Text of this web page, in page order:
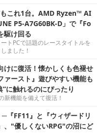
これ1台。AMD Ryzen™ AI
P5-A7G60BK-D」で『Fo
駆け回る
トPCで話題のレースタイトルを
ました！
けに復活！懐かしくも色褪せ
ァースト』遊びやすい機能も
に触れるのにぴったり
新機能を備えて復活！
─『FF11』と『ウィザードリ
、"優しくないRPG"の沼にど